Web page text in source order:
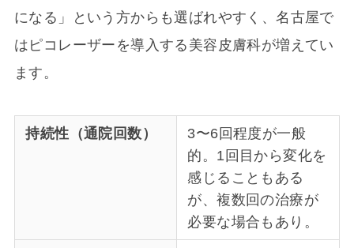
になる」という方からも選ばれやすく、名古屋で
はピコレーザーを導入する美容皮膚科が増えてい
ます。
持続性（通院回数）
3〜6回程度が一般
的。1回目から変化を
感じることもある
が、複数回の治療が
必要な場合もあり。